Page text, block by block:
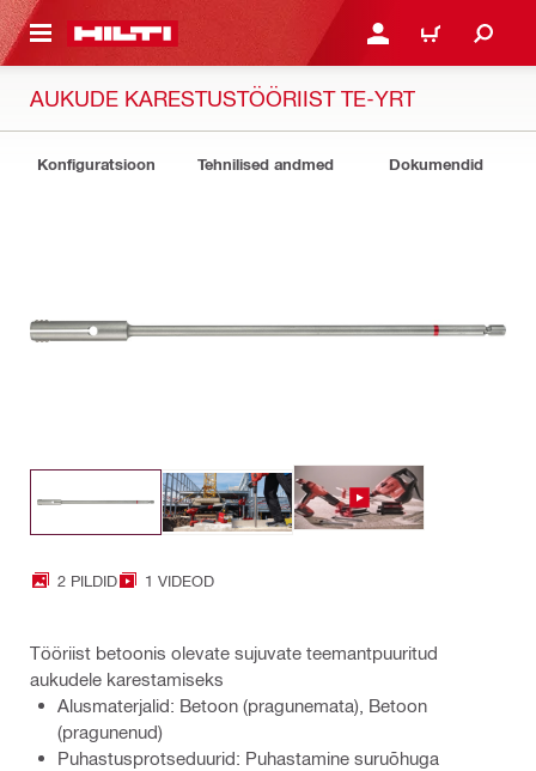
JUURDE LOGI SISSE VÕI
OSTUKORV
AUKUDE KARESTUSTÖÖRIIST TE-YRT
Konfiguratsioon Tehnilised andmed Dokumendid
2 PILDID 1 VIDEOD
Tööriist betoonis olevate sujuvate teemantpuuritud
aukudele karestamiseks
Alusmaterjalid: Betoon (pragunemata), Betoon
(pragunenud)
Puhastusprotseduurid: Puhastamine suruõhuga